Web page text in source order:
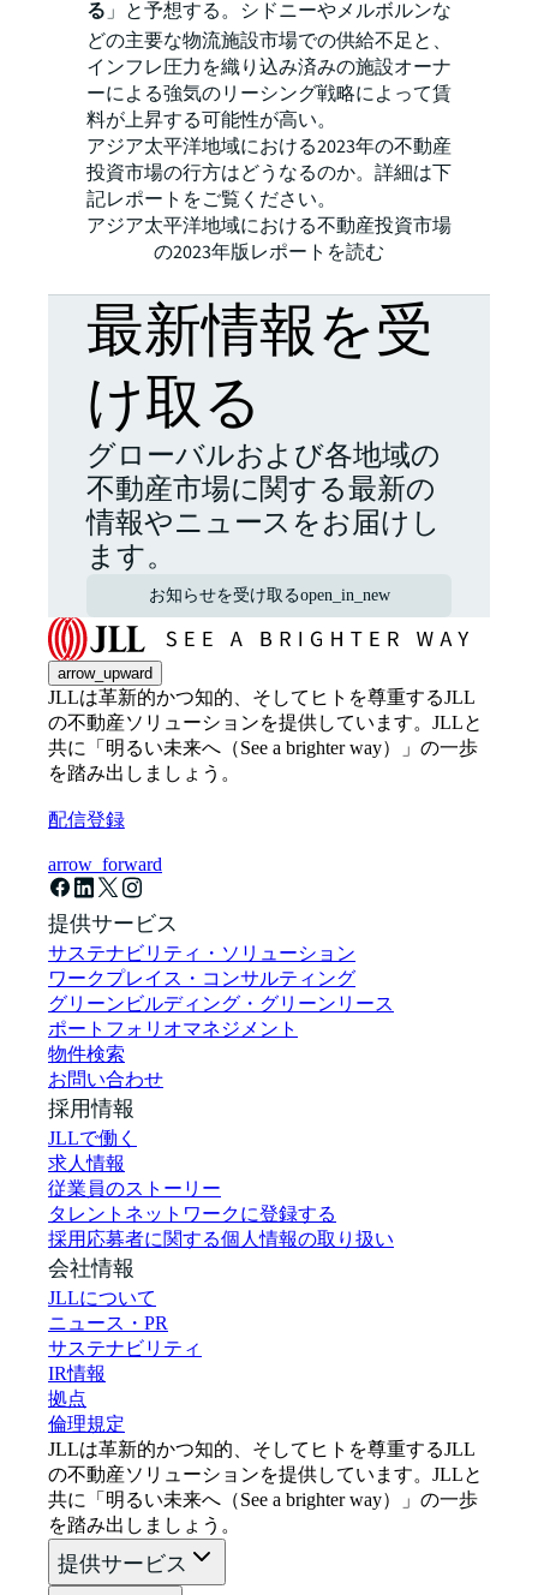
る」と予想する。シドニーやメルボルンな
どの主要な物流施設市場での供給不足と、
インフレ圧力を織り込み済みの施設オーナ
ーによる強気のリーシング戦略によって賃
料が上昇する可能性が高い。
アジア太平洋地域における2023年の不動産
投資市場の行方はどうなるのか。詳細は下
記レポートをご覧ください。
アジア太平洋地域における不動産投資市場
の2023年版レポートを読む
最新情報を受
け取る
グローバルおよび各地域の
不動産市場に関する最新の
情報やニュースをお届けし
ます。
お知らせを受け取るopen_in_new
arrow_upward
JLLは革新的かつ知的、そしてヒトを尊重するJLL
の不動産ソリューションを提供しています。JLLと
共に「明るい未来へ（See a brighter way）」の一歩
を踏み出しましょう。
配信登録
arrow_forward
提供サービス
サステナビリティ・ソリューション
ワークプレイス・コンサルティング
グリーンビルディング・グリーンリース
ポートフォリオマネジメント
物件検索
お問い合わせ
採用情報
JLLで働く
求人情報
従業員のストーリー
タレントネットワークに登録する
採用応募者に関する個人情報の取り扱い
会社情報
JLLについて
ニュース・PR
サステナビリティ
IR情報
拠点
倫理規定
JLLは革新的かつ知的、そしてヒトを尊重するJLL
の不動産ソリューションを提供しています。JLLと
共に「明るい未来へ（See a brighter way）」の一歩
を踏み出しましょう。
提供サービス